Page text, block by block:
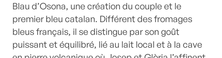
Blau d’Osona, une création du couple et le
premier bleu catalan. Différent des fromages
bleus français, il se distingue par son goût
puissant et équilibré, lié au lait local et à la cave